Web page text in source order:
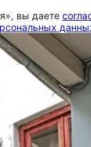
вы даете